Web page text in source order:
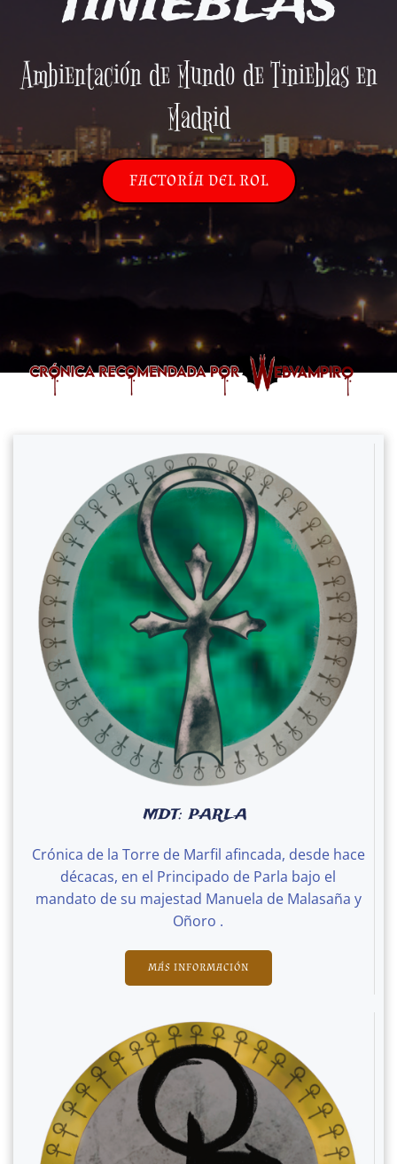
Ambientación de Mundo de Tinieblas en
Madrid
FACTORÍA DEL ROL
MDT: PARLA
Crónica de la Torre de Marfil afincada, desde hace
décacas, en el Principado de Parla bajo el
mandato de su majestad Manuela de Malasaña y
Oñoro .
MÁS INFORMACIÓN